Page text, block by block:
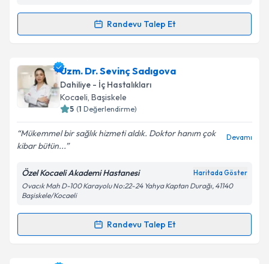
Randevu Talep Et
Randevu Takvimi Talebi
Uzm. Dr. Eda Altuniçin randevu takvimi talebi
oluşturun. Size bu uzmandan randevu almanız için bir
takvim hazırlandığında e-posta ile bilgilendireceğiz.
Kişisel verilerimin işlenmesine ilişkin
Aydınlatma
Metni'ni okudum ve kişisel verilerimin belirtilen
kapsamda işlenmesini kabul ediyorum.
Takvim Talebini Gönder
Uzm. Dr. Sevinç Sadıgova
Dahiliye - İç Hastalıkları
Kocaeli, Başiskele
5 (1 Değerlendirme)
Mükemmel bir sağlık hizmeti aldık. Doktor hanım çok
kibar bütün...
Devamı
Özel Kocaeli Akademi Hastanesi Haritada Göster
Ovacık Mah D-100 Karayolu No:22-24 Yahya Kaptan Durağı, 41140
Başiskele/Kocaeli
Randevu Talep Et
Randevu Takvimi Talebi